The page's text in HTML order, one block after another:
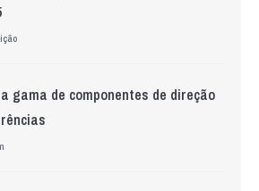
gama de componentes de direção